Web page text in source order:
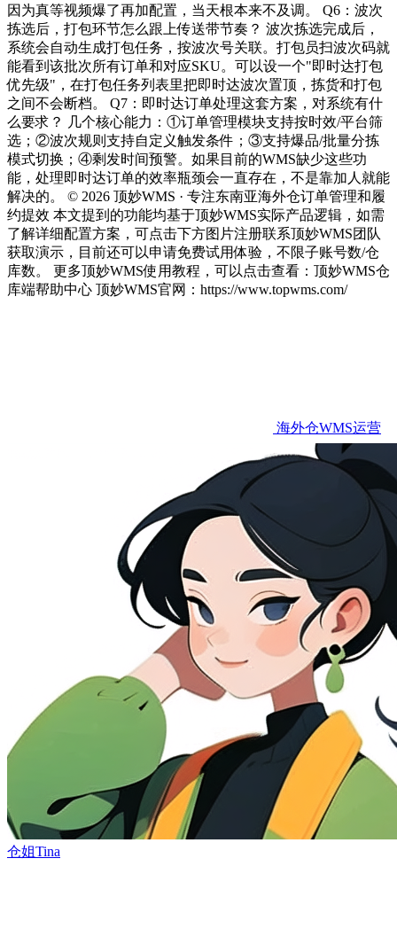
因为真等视频爆了再加配置，当天根本来不及调。 Q6：波次
拣选后，打包环节怎么跟上传送带节奏？ 波次拣选完成后，
系统会自动生成打包任务，按波次号关联。打包员扫波次码就
能看到该批次所有订单和对应SKU。可以设一个"即时达打包
优先级"，在打包任务列表里把即时达波次置顶，拣货和打包
之间不会断档。 Q7：即时达订单处理这套方案，对系统有什
么要求？ 几个核心能力：①订单管理模块支持按时效/平台筛
选；②波次规则支持自定义触发条件；③支持爆品/批量分拣
模式切换；④剩发时间预警。如果目前的WMS缺少这些功
能，处理即时达订单的效率瓶颈会一直存在，不是靠加人就能
解决的。 © 2026 顶妙WMS · 专注东南亚海外仓订单管理和履
约提效 本文提到的功能均基于顶妙WMS实际产品逻辑，如需
了解详细配置方案，可点击下方图片注册联系顶妙WMS团队
获取演示，目前还可以申请免费试用体验，不限子账号数/仓
库数。 更多顶妙WMS使用教程，可以点击查看：顶妙WMS仓
库端帮助中心 顶妙WMS官网：https://www.topwms.com/
海外仓WMS运营
仓姐Tina